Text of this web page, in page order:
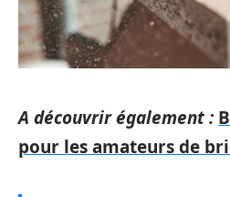
A découvrir également :
pour les amateurs de